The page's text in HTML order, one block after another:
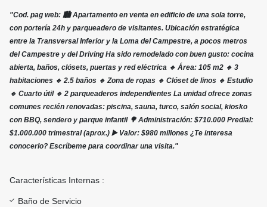
"Cod. pag web: 🏙️ Apartamento en venta en edificio de una sola torre,
con portería 24h y parqueadero de visitantes. Ubicación estratégica
entre la Transversal Inferior y la Loma del Campestre, a pocos metros
del Campestre y del Driving Ha sido remodelado con buen gusto: cocina
abierta, baños, clósets, puertas y red eléctrica 🔹 Área: 105 m2 🔹 3
habitaciones 🔹 2.5 baños 🔹 Zona de ropas 🔹 Clóset de linos 🔹 Estudio
🔹 Cuarto útil 🔹 2 parqueaderos independientes La unidad ofrece zonas
comunes recién renovadas: piscina, sauna, turco, salón social, kiosko
con BBQ, sendero y parque infantil 🌳 Administración: $710.000 Predial:
$1.000.000 trimestral (aprox.) ▶️ Valor: $980 millones ¿Te interesa
conocerlo? Escríbeme para coordinar una visita."
Características Internas :
Baño de Servicio